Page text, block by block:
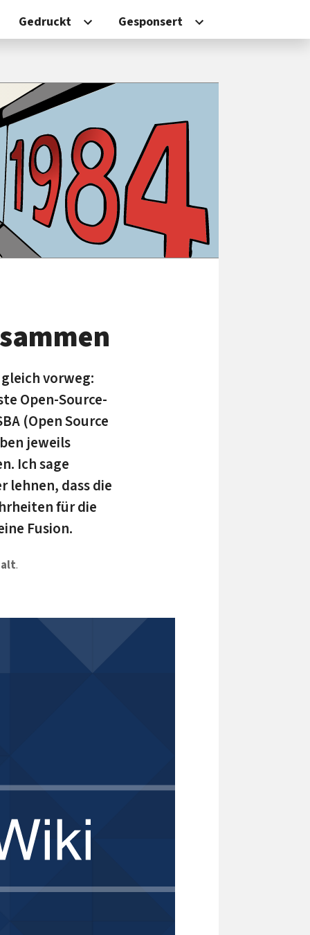
Gedruckt Gesponsert
vorweg:
Open-Source-
(Open Source
jeweils
Ich sage
lehnen, dass die
für die
Fusion.
.